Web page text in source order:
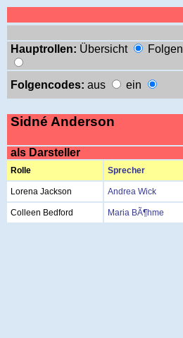
Hauptrollen: Übersicht Folgen
Folgencodes: aus ein
Sidné Anderson
als Darsteller
Rolle Sprecher
Lorena Jackson Andrea Wick
Colleen Bedford Maria BÃ¶hme